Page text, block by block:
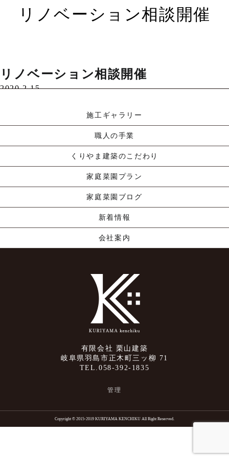
リノベーション相談開催
リノベーション相談開催
2020.2.15
前回ご来場頂いたお客…
Read More »
施工ギャラリー
職人の手業
くりやま建築のこだわり
家庭菜園プラン
家庭菜園ブログ
新着情報
会社案内
有限会社 栗山建築
岐阜県羽島市正木町三ッ柳 71
TEL.058-392-1835
管理
Copyright © 2015-2019 KURIYAMA KENCHIKU All Right Reserved.